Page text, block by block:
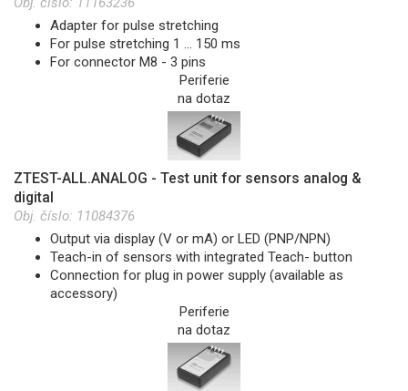
Adapter for pulse stretching
For pulse stretching 1 … 150 ms
For connector M8 - 3 pins
Periferie
na dotaz
ZTEST-ALL.ANALOG - Test unit for sensors analog &
digital
Obj. číslo: 11084376
Output via display (V or mA) or LED (PNP/NPN)
Teach-in of sensors with integrated Teach- button
Connection for plug in power supply (available as
accessory)
Periferie
na dotaz